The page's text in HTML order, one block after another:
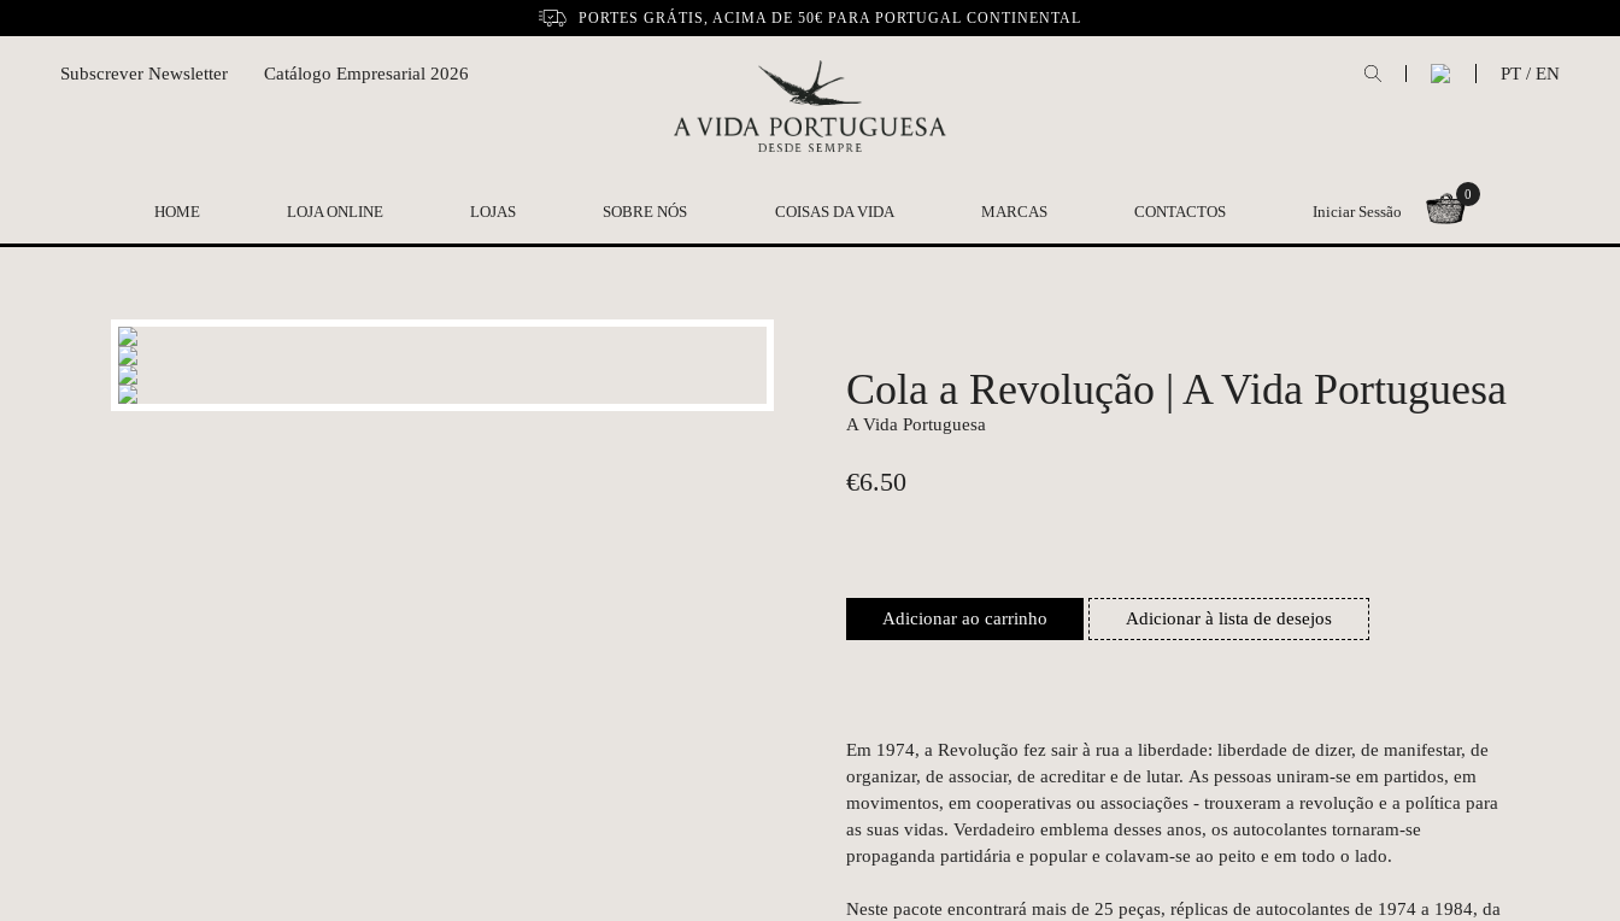
PORTES GRÁTIS, ACIMA DE 50€ PARA PORTUGAL CONTINENTAL
Subscrever Newsletter Catálogo Empresarial 2026 PT / EN
HOME LOJA ONLINE LOJAS SOBRE NÓS COISAS DA VIDA MARCAS CONTACTOS Iniciar Sessão
0
Cola a Revolução | A Vida Portuguesa
A Vida Portuguesa
€6.50
Adicionar ao carrinho Adicionar à lista de desejos
Em 1974, a Revolução fez sair à rua a liberdade: liberdade de dizer, de manifestar, de
organizar, de associar, de acreditar e de lutar. As pessoas uniram-se em partidos, em
movimentos, em cooperativas ou associações - trouxeram a revolução e a política para
as suas vidas. Verdadeiro emblema desses anos, os autocolantes tornaram-se
propaganda partidária e popular e colavam-se ao peito e em todo o lado.
Neste pacote encontrará mais de 25 peças, réplicas de autocolantes de 1974 a 1984, da